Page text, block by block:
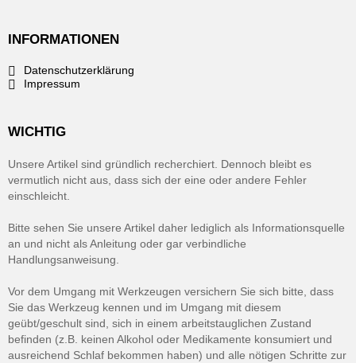
INFORMATIONEN
Datenschutzerklärung
Impressum
WICHTIG
Unsere Artikel sind gründlich recherchiert. Dennoch bleibt es
vermutlich nicht aus, dass sich der eine oder andere Fehler
einschleicht.
Bitte sehen Sie unsere Artikel daher lediglich als Informationsquelle
an und nicht als Anleitung oder gar verbindliche
Handlungsanweisung.
Vor dem Umgang mit Werkzeugen versichern Sie sich bitte, dass
Sie das Werkzeug kennen und im Umgang mit diesem
geübt/geschult sind, sich in einem arbeitstauglichen Zustand
befinden (z.B. keinen Alkohol oder Medikamente konsumiert und
ausreichend Schlaf bekommen haben) und alle nötigen Schritte zur